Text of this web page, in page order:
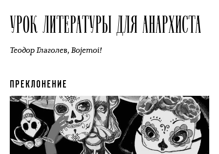
УРОК ЛИТЕРАТУРЫ ДЛЯ АНАРХИСТА
Теодор Глаголев,Bojemoi!
ПРЕКЛОНЕНИЕ